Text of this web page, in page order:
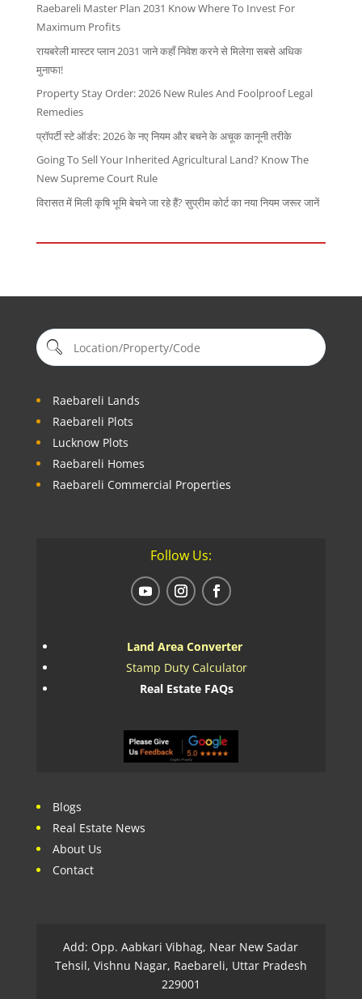
Raebareli Master Plan 2031 Know Where To Invest For
Maximum Profits
रायबरेली मास्टर प्लान 2031 जाने कहाँ निवेश करने से मिलेगा सबसे अधिक
मुनाफा!
Property Stay Order: 2026 New Rules And Foolproof Legal
Remedies
प्रॉपर्टी स्टे ऑर्डर: 2026 के नए नियम और बचने के अचूक कानूनी तरीके
Going To Sell Your Inherited Agricultural Land? Know The
New Supreme Court Rule
विरासत में मिली कृषि भूमि बेचने जा रहे हैं? सुप्रीम कोर्ट का नया नियम जरूर जानें
Raebareli Lands
Raebareli Plots
Lucknow Plots
Raebareli Homes
Raebareli Commercial Properties
Follow Us:
Land Area Converter
Stamp Duty Calculator
Real Estate FAQs
Blogs
Real Estate News
About Us
Contact
Add: Opp. Aabkari Vibhag, Near New Sadar
Tehsil, Vishnu Nagar, Raebareli, Uttar Pradesh
229001